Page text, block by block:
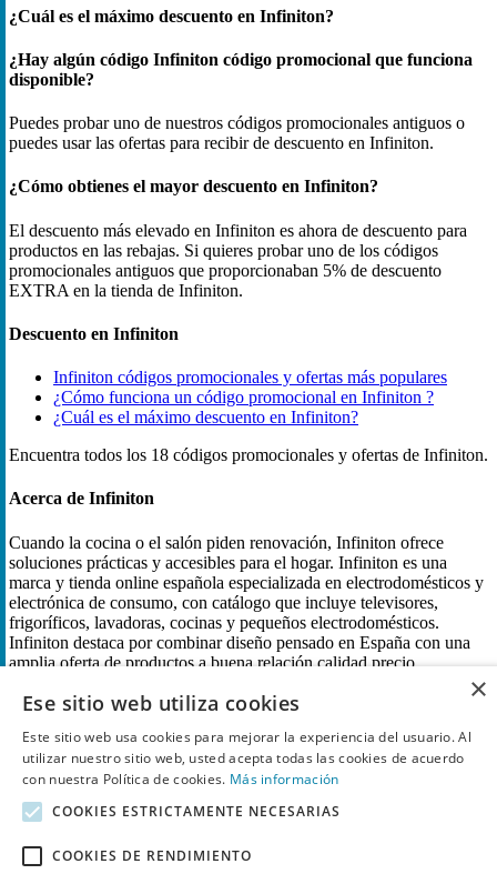
¿Cuál es el máximo descuento en Infiniton?
¿Hay algún código Infiniton código promocional que funciona
disponible?
Puedes probar uno de nuestros códigos promocionales antiguos o
puedes usar las ofertas para recibir de descuento en Infiniton.
¿Cómo obtienes el mayor descuento en Infiniton?
El descuento más elevado en Infiniton es ahora de descuento para
productos en las rebajas. Si quieres probar uno de los códigos
promocionales antiguos que proporcionaban 5% de descuento
EXTRA en la tienda de Infiniton.
Descuento en Infiniton
Infiniton códigos promocionales y ofertas más populares
¿Cómo funciona un código promocional en Infiniton ?
¿Cuál es el máximo descuento en Infiniton?
Encuentra todos los 18 códigos promocionales y ofertas de Infiniton.
Acerca de Infiniton
Cuando la cocina o el salón piden renovación, Infiniton ofrece
soluciones prácticas y accesibles para el hogar. Infiniton es una
marca y tienda online española especializada en electrodomésticos y
electrónica de consumo, con catálogo que incluye televisores,
frigoríficos, lavadoras, cocinas y pequeños electrodomésticos.
Infiniton destaca por combinar diseño pensado en España con una
amplia oferta de productos a buena relación calidad precio,
opciones de instalación profesional. Infiniton también suele incluir
consumidor que busca variedad, precio competitivo y soporte
postventa.
Infiniton Información
Tienda
Infiniton
×
Ese sitio web utiliza cookies
Este sitio web usa cookies para mejorar la experiencia del usuario. Al
utilizar nuestro sitio web, usted acepta todas las cookies de acuerdo
con nuestra Política de cookies. Más información
COOKIES ESTRICTAMENTE NECESARIAS
COOKIES DE RENDIMIENTO